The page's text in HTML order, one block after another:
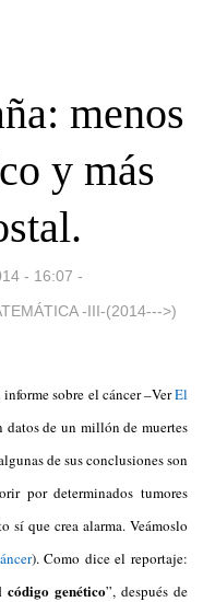
menos
y más
- 16:07 -
-III-(2014--->)
sobre el cáncer –VerEl
datos de un millón de muertes
de sus conclusiones son
por determinados tumores
sí que crea alarma. Veámoslo
). Como dice el reportaje:
genético”, después de